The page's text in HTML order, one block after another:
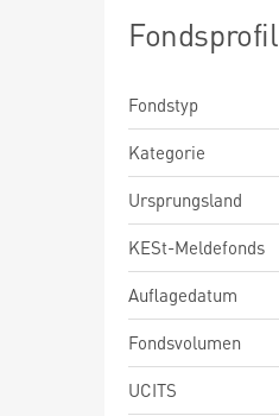
Fondsprofil
Fondstyp
Kategorie
Ursprungsland
KESt-Meldefonds
Auflagedatum
Fondsvolumen
UCITS